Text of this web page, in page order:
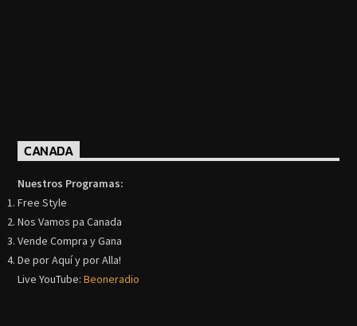
CANADA
Nuestros Programas:
Free Style
Nos Vamos pa Canada
Vende Compra y Gana
De por Aquí y por Alla!
Live YouTube:Beoneradio